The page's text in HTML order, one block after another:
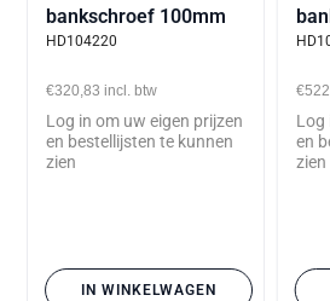
bankschroef 100mm
HD104220
€320,83incl. btw
Log in om uw eigen prijzen
en bestellijsten te kunnen
zien
IN WINKELWAGEN
Log
en
zien